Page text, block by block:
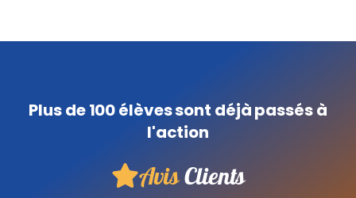
Plus de 100 élèves sont déjà passés à
l'action
AvisClients